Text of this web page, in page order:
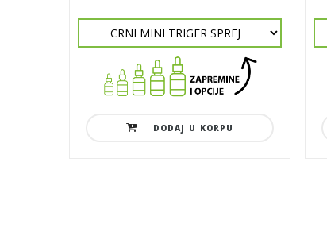
DODAJ U KORPU